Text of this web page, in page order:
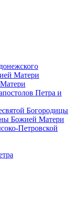
Матери
Петра и
Богородицы
Божией Матери
Петровской